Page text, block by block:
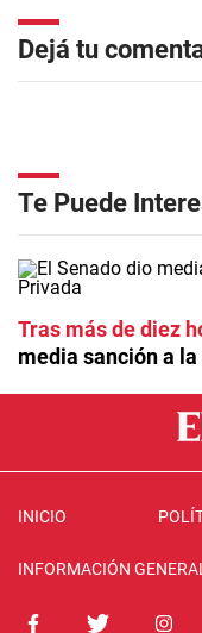
Dejá tu
Te Puede
Tras más de diez
media sanción a
INICIO
INFORMACIÓN